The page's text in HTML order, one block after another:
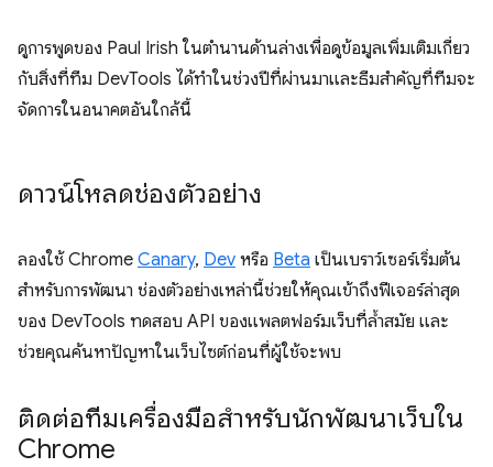
ดูการพูดของ Paul Irish ในตำนานด้านล่างเพื่อดูข้อมูลเพิ่มเติมเกี่ยว
กับสิ่งที่ทีม DevTools ได้ทำในช่วงปีที่ผ่านมาและธีมสำคัญที่ทีมจะ
จัดการในอนาคตอันใกล้นี้
ดาวน์โหลดช่องตัวอย่าง
ลองใช้ Chrome Canary, Dev หรือ Beta เป็นเบราว์เซอร์เริ่มต้น
สำหรับการพัฒนา ช่องตัวอย่างเหล่านี้ช่วยให้คุณเข้าถึงฟีเจอร์ล่าสุด
ของ DevTools ทดสอบ API ของแพลตฟอร์มเว็บที่ล้ำสมัย และ
ช่วยคุณค้นหาปัญหาในเว็บไซต์ก่อนที่ผู้ใช้จะพบ
ติดต่อทีมเครื่องมือสำหรับนักพัฒนาเว็บใน
Chrome